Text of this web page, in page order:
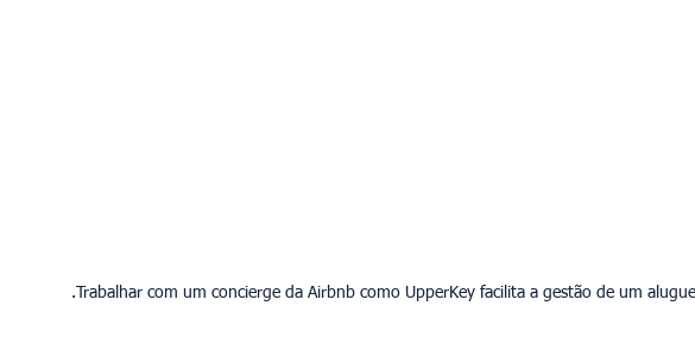
Trabalhar com um concierge da Airbnb como UpperKey facilita a gestão de um